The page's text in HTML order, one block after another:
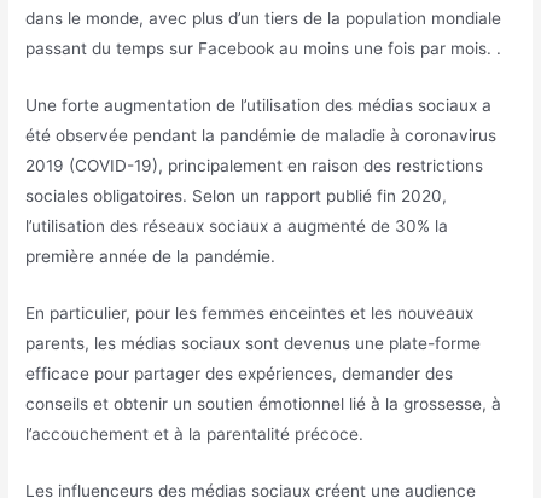
dans le monde, avec plus d’un tiers de la population mondiale
passant du temps sur Facebook au moins une fois par mois. .
Une forte augmentation de l’utilisation des médias sociaux a
été observée pendant la pandémie de maladie à coronavirus
2019 (COVID-19), principalement en raison des restrictions
sociales obligatoires. Selon un rapport publié fin 2020,
l’utilisation des réseaux sociaux a augmenté de 30% la
première année de la pandémie.
En particulier, pour les femmes enceintes et les nouveaux
parents, les médias sociaux sont devenus une plate-forme
efficace pour partager des expériences, demander des
conseils et obtenir un soutien émotionnel lié à la grossesse, à
l’accouchement et à la parentalité précoce.
Les influenceurs des médias sociaux créent une audience